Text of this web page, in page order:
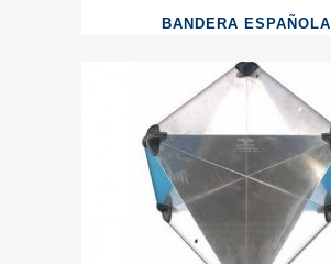
BANDERA ESPAÑOLA